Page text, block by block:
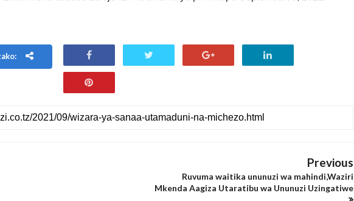
Previous
Ruvuma waitika ununuzi wa mahindi,Waziri
Mkenda Aagiza Utaratibu wa Ununuzi Uzingatiwe